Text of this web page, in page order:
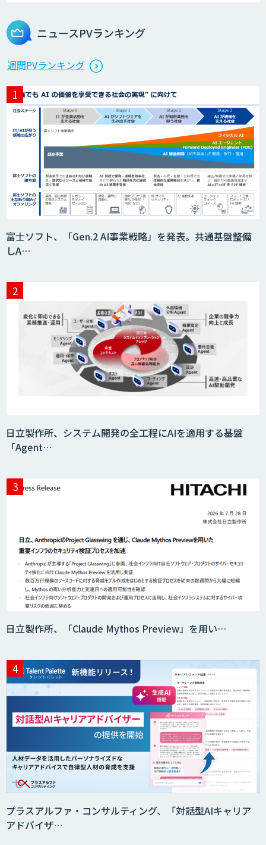
ニュースPVランキング
週間PVランキング
富士ソフト、「Gen.2 AI事業戦略」を発表。共通基盤整備
しA…
日立製作所、システム開発の全工程にAIを適用する基盤
「Agent…
日立製作所、「Claude Mythos Preview」を用い…
プラスアルファ・コンサルティング、「対話型AIキャリア
アドバイザ…